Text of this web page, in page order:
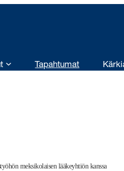
Tapahtumat
meksikolaisen lääkeyhtiön kanssa